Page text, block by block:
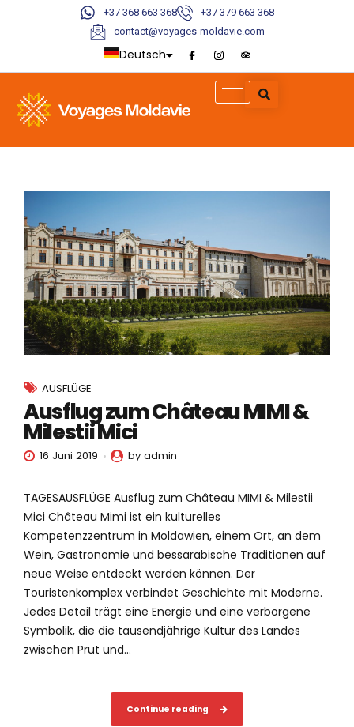
+37 368 663 368
+37 379 663 368
contact@voyages-moldavie.com
Deutsch
Italiano
AUSFLÜGE
Ausflug zum Château MIMI &
Milestii Mici
16 Juni 2019 by admin
TAGESAUSFLÜGE Ausflug zum Château MIMI & Milestii
Mici Château Mimi ist ein kulturelles
Kompetenzzentrum in Moldawien, einem Ort, an dem
Wein, Gastronomie und bessarabische Traditionen auf
neue Weise entdeckt werden können. Der
Touristenkomplex verbindet Geschichte mit Moderne.
Jedes Detail trägt eine Energie und eine verborgene
Symbolik, die die tausendjährige Kultur des Landes
zwischen Prut und...
Continue reading